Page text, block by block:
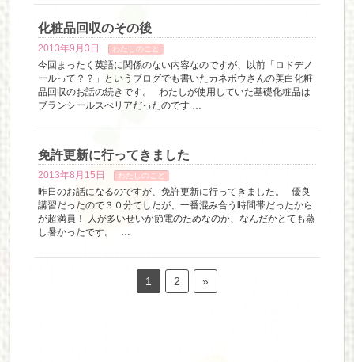
化粧品回収のその後
2013年9月3日 わたしのこと
今回まったく英語に関係のない内容なのですが、以前「ロドデノ
ールって？？」というブログでも書いたカネボウさんの美白化粧
品回収のお話の続きです。 わたしが使用していた基礎化粧品は
ブランシールスぺリアだったのです …
免許更新に行ってきました
2013年8月15日 わたしのこと
昨日のお話になるのですが、免許更新に行ってきました。 優良
講習だったので３０分でしたが、一番混み合う時間帯だったから
が超満員！ 人が多いせいか節電のためなのか、なんだかとても蒸
し暑かったです。 …
1 2 »